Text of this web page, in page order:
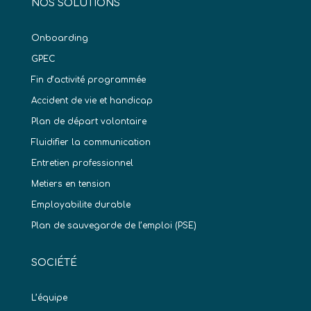
NOS SOLUTIONS
Onboarding
GPEC
Fin d’activité programmée
Accident de vie et handicap
Plan de départ volontaire
Fluidifier la communication
Entretien professionnel
Metiers en tension
Employabilite durable
Plan de sauvegarde de l’emploi (PSE)
SOCIÉTÉ
L’équipe